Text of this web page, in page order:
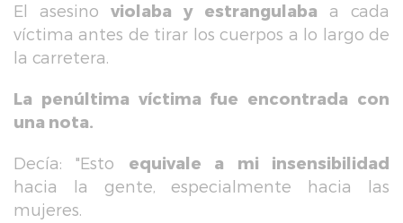
El asesinoviolaba y estrangulaba a cada
víctima antes de tirar los cuerpos a lo largo de
la carretera.
La penúltima víctima fue encontrada con
una nota.
Decía: "Esto equivale a mi insensibilidad
hacia la gente, especialmente hacia las
mujeres.